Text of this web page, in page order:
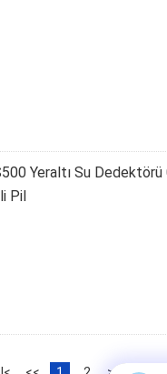
Yeraltı Su Dedektörü
Pil